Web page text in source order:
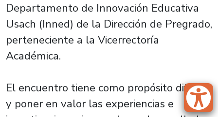
Departamento de Innovación Educativa
Usach (Inned) de la Dirección de Pregrado,
perteneciente a la Vicerrectoría
Académica.
El encuentro tiene como propósito difundir
y poner en valor las experiencias e